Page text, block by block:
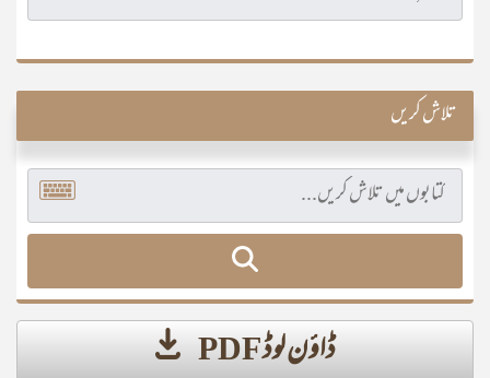
تلاش کریں
ڈاؤن لوڈ PDF